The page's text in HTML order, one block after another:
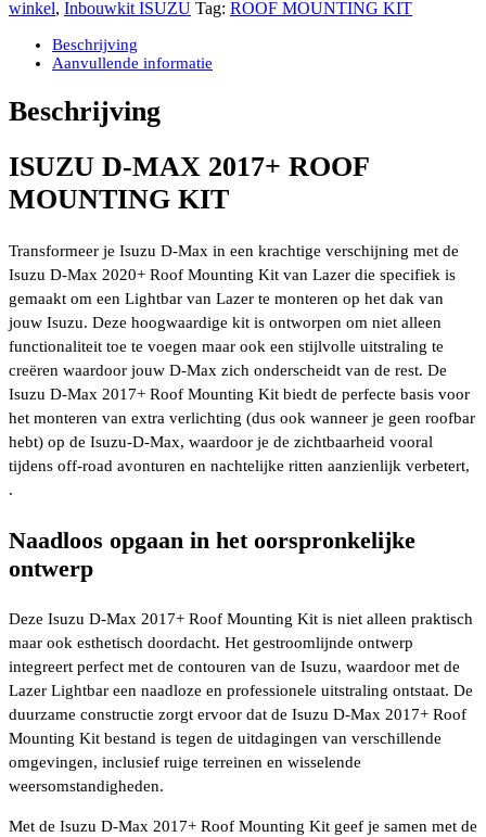
ROOF
MOUNTING
KIT
LAZER
LED
LINEAR-
42
aantal
winkel, Inbouwkit ISUZU Tag: ROOF MOUNTING KIT
Beschrijving
Aanvullende informatie
Beschrijving
ISUZU D-MAX 2017+ ROOF
MOUNTING KIT
Transformeer je Isuzu D-Max in een krachtige verschijning met de
Isuzu D-Max 2020+ Roof Mounting Kit van Lazer die specifiek is
gemaakt om een Lightbar van Lazer te monteren op het dak van
jouw Isuzu. Deze hoogwaardige kit is ontworpen om niet alleen
functionaliteit toe te voegen maar ook een stijlvolle uitstraling te
creëren waardoor jouw D-Max zich onderscheidt van de rest. De
Isuzu D-Max 2017+ Roof Mounting Kit biedt de perfecte basis voor
het monteren van extra verlichting (dus ook wanneer je geen roofbar
hebt) op de Isuzu-D-Max, waardoor je de zichtbaarheid vooral
tijdens off-road avonturen en nachtelijke ritten aanzienlijk verbetert,
.
Naadloos opgaan in het oorspronkelijke
ontwerp
Deze Isuzu D-Max 2017+ Roof Mounting Kit is niet alleen praktisch
maar ook esthetisch doordacht. Het gestroomlijnde ontwerp
integreert perfect met de contouren van de Isuzu, waardoor met de
Lazer Lightbar een naadloze en professionele uitstraling ontstaat. De
duurzame constructie zorgt ervoor dat de Isuzu D-Max 2017+ Roof
Mounting Kit bestand is tegen de uitdagingen van verschillende
omgevingen, inclusief ruige terreinen en wisselende
weersomstandigheden.
Met de Isuzu D-Max 2017+ Roof Mounting Kit geef je samen met de